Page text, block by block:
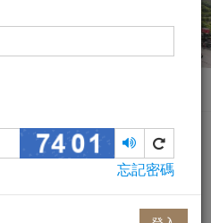
核心/共同實驗室 核心實驗室
驗室
播
放
音
換
一
圖
忘記密碼